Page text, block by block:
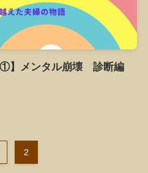
①】メンタル崩壊 診断編
2